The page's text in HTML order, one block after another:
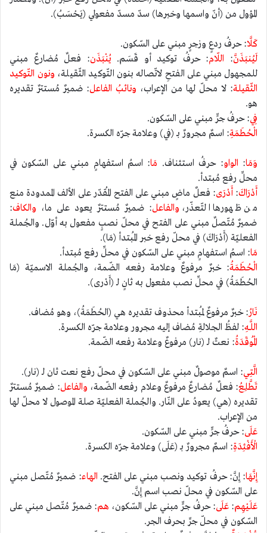
المؤول من (أنّ واسمها وخبرها) سدّ مسدّ مفعولي (يَحْسَبُ).
كَلَّا: حرفُ ردعٍ وزجرٍ مبني على السّكون.
لَيُنبَذَنَّ: اللّام: حرفُ توكيد أو قَسَم.يُنْبَذَن: فعلٌ مُضارعٌ مبني
للمجهول مبني على الفتحِ لاتّصاله بنون التّوكيد الثّقيلة، ونون التّوكيد
الثّقيلة: لا محلّ لها من الإعراب، ونائبُ الفاعل: ضميرٌ مُستترٌ تقديره
هو.
فِي: حرفُ جرٍّ مبني على السّكون.
الْحُطَمَةِ: اسمٌ مجرورٌ بـ (في) وعلامة جرّه الكسرة.
وَمَا: الواو: حرفُ استئناف. مَا: اسمُ استفهامٍ مبني على السّكون في
محلِّ رفع مُبتدأ.
أَدْرَاكَ: أَدْرَى: فعلٌ ماضٍ مبني على الفتح المُقدّر على الألف الممدودة منع
من ظهورها التّعذّر، والفاعل: ضميرٌ مُستترٌ يعود على ما، والكاف:
ضميرٌ مُتّصلٌ مبني على الفتح في محلّ نصبٍ مفعول به أوّل. والجُملة
الفعليّة (أَدْرَاكَ) في محلّ رفع خبر المُبتدأ (مَا).
مَا: اسمُ استفهامٍ مبني على السّكون في محلِّ رفع مُبتدأ.
الْحُطَمَةُ: خبرٌ مرفوعٌ وعلامة رفعه الضّمة، والجُملة الاسميّة (مَا
الحُطَمَةُ) في محلِّ نصب مفعول به ثانٍ لـ (أَدْرى).
نَارُ: خبرٌ مرفوعٌ لمُبتدأ محذوف تقديره هي (الحُطَمَةُ)، وهو مُضاف.
اللَّـهِ: لفظُ الجلالةِ مُضاف إليه مجرور وعلامة جرّه الكسرة.
الْمُوقَدَةُ: نعتٌ لـ (نار) مرفوعٌ وعلامة رفعه الضّمة.
الَّتِي: اسمٌ موصولٌ مبني على السّكون في محلّ رفع نعت ثان لـ (نار).
تَطَّلِعُ: فعلٌ مُضارعٌ مرفوعٌ وعلام رفعه الضّمة، والفاعل: ضميرٌ مُستترٌ
تقديره (هي) يعودُ على النّار. والجُملة الفعليّة صلة الموصول لا محلّ لها
من الإعراب.
عَلَى: حرفُ جرٍّ مبني على السّكون.
الْأَفْئِدَةِ: اسمٌ مجرورٌ بـ (عَلَى) وعلامة جرّه الكسرة.
إِنَّهَا: إِنَّ: حرفُ توكيد ونصب مبني على الفتح. الهاء: ضميرٌ مُتّصل مبني
على السّكون في محلّ نصب اسم إِنَّ.
عَلَيْهِم:عَلَى: حرفُ جرٍّ مبني على السّكون، هم: ضميرٌ مُتّصل مبني على
السّكون في محلّ جرِّ بحرف الجر.